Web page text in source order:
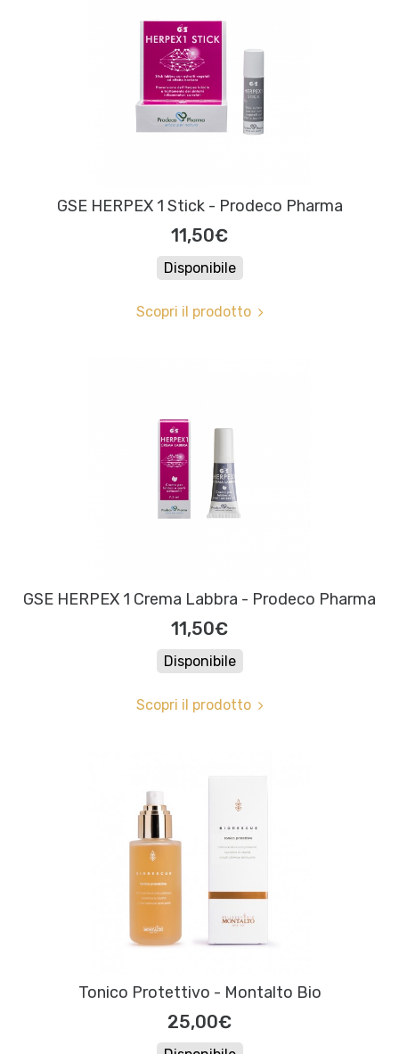
GSE HERPEX 1 Stick - Prodeco Pharma
11,50€
Disponibile
Scopri il prodotto
GSE HERPEX 1 Crema Labbra - Prodeco Pharma
11,50€
Disponibile
Scopri il prodotto
Tonico Protettivo - Montalto Bio
25,00€